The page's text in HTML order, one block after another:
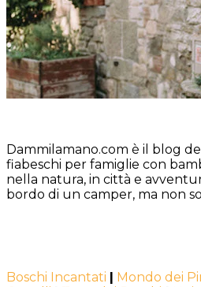
Dammilamano.com è il blog
fiabeschi per famiglie con
nella natura, in città e
bordo di un camper, ma non
Boschi Incantati Mondo dei